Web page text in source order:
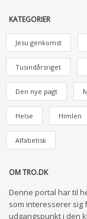
KATEGORIER
Jesu genkomst
Tusindårsriget
Den nye pagt
Helse Himlen
Alfabetisk
OM TRO.DK
Denne portal har til
som interesserer sig
udgangspunkt i den